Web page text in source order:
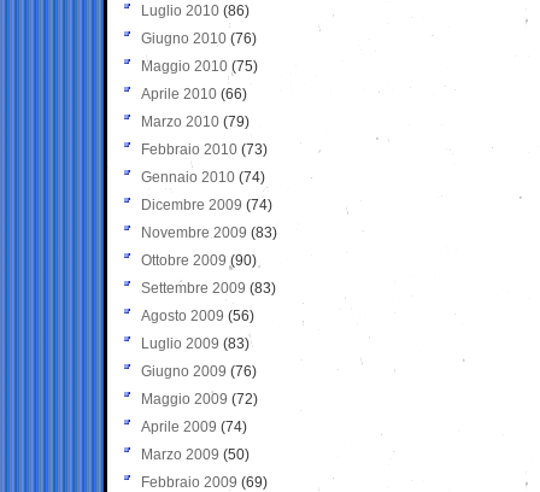
Luglio 2010 (86)
Giugno 2010 (76)
Maggio 2010 (75)
Aprile 2010 (66)
Marzo 2010 (79)
Febbraio 2010 (73)
Gennaio 2010 (74)
Dicembre 2009 (74)
Novembre 2009 (83)
Ottobre 2009 (90)
Settembre 2009 (83)
Agosto 2009 (56)
Luglio 2009 (83)
Giugno 2009 (76)
Maggio 2009 (72)
Aprile 2009 (74)
Marzo 2009 (50)
Febbraio 2009 (69)